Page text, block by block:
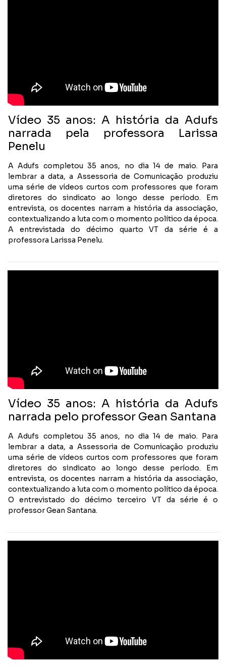
Vídeo 35 anos: A história da Adufs
narrada pela professora Larissa
Penelu
A Adufs completou 35 anos, no dia 14 de maio. Para
lembrar a data, a Assessoria de Comunicação produziu
uma série de vídeos curtos com professores que foram
diretores do sindicato ao longo desse período. Em
entrevista, os docentes narram a história da associação,
contextualizando a luta com o momento político da época.
A entrevistada do décimo quarto VT da série é a
professora Larissa Penelu.
Vídeo 35 anos: A história da Adufs
narrada pelo professor Gean Santana
A Adufs completou 35 anos, no dia 14 de maio. Para
lembrar a data, a Assessoria de Comunicação produziu
uma série de vídeos curtos com professores que foram
diretores do sindicato ao longo desse período. Em
entrevista, os docentes narram a história da associação,
contextualizando a luta com o momento político da época.
O entrevistado do décimo terceiro VT da série é o
professor Gean Santana.